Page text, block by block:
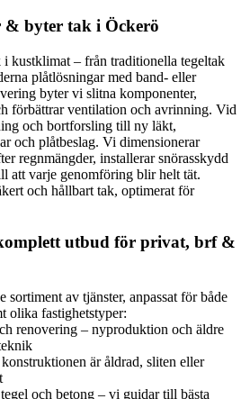
& byter tak i Öckerö
kustklimat – från traditionella tegeltak
plåtlösningar med band- eller
byter vi slitna komponenter,
förbättrar ventilation och avrinning. Vid
och bortforsling till ny läkt,
och plåtbeslag. Vi dimensionerar
regnmängder, installerar snörasskydd
att varje genomföring blir helt tät.
och hållbart tak, optimerat för
utbud för privat, brf &
sortiment av tjänster, anpassat för både
olika fastighetstyper:
renovering – nyproduktion och äldre
är åldrad, sliten eller
och betong – vi guidar till bästa